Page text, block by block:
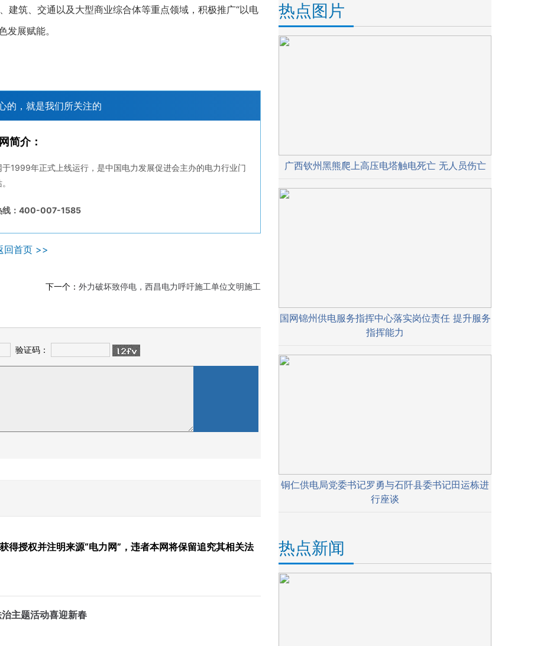
建筑、交通以及大型商业综合体等重点领域，积极推广“以电
发展赋能。
的，就是我们所关注的
简介：
于1999年正式上线运行，是中国电力发展促进会主办的电力行业门
线：400-007-1585
回首页 >>
下一个： 外力破坏致停电，西昌电力呼吁施工单位文明施工
验证码：
得授权并注明来源“电力网”，违者本网将保留追究其相关法
主题活动喜迎新春
热点图片
广西钦州黑熊爬上高压电塔触电死亡 无人员伤亡
国网锦州供电服务指挥中心落实岗位责任 提升服务
指挥能力
铜仁供电局党委书记罗勇与石阡县委书记田运栋进
行座谈
热点新闻